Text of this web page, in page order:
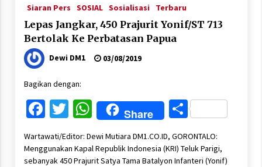
Siaran Pers
SOSIAL Sosialisasi Terbaru
Lepas Jangkar, 450 Prajurit Yonif/ST 713
Bertolak Ke Perbatasan Papua
Dewi DM1 03/08/2019
Bagikan dengan:
Facebook
Twitter
WhatsApp
Share Share
Wartawati/Editor: Dewi Mutiara DM1.CO.ID, GORONTALO:
Menggunakan Kapal Republik Indonesia (KRI) Teluk Parigi,
sebanyak 450 Prajurit Satya Tama Batalyon Infanteri (Yonif)